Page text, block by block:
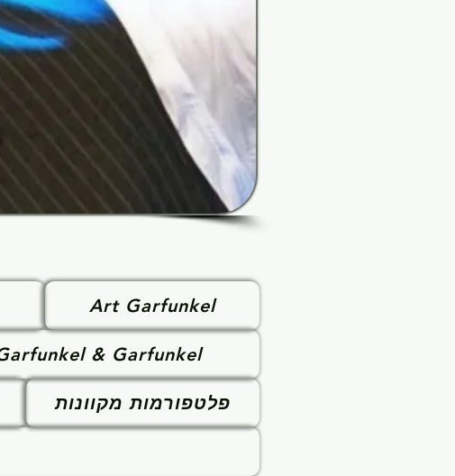
Art Garfunkel
& Garfunkel
פלטפורמות מקוונות